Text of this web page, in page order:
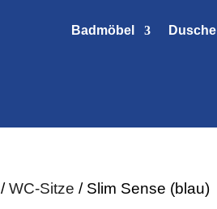
Badmöbel Dusche
/WC-Sitze / Slim Sense (blau)